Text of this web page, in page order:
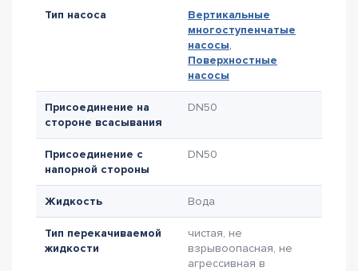
Тип насоса
Вертикальные
многоступенчатые
насосы,
Поверхностные
насосы
Присоединение на
стороне всасывания
DN50
Присоединение с
напорной стороны
DN50
Жидкость Вода
Тип перекачиваемой
жидкости
чистая, не
взрывоопасная, не
агрессивная в